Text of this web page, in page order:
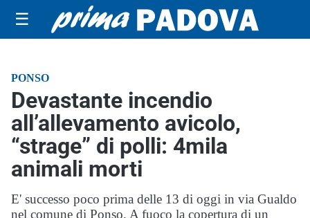
☰
PONSO
Devastante incendio
all’allevamento avicolo,
“strage” di polli: 4mila
animali morti
E' successo poco prima delle 13 di oggi in via Gualdo
nel comune di Ponso. A fuoco la copertura di un